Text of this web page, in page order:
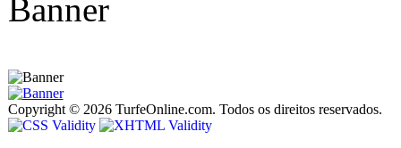
Copyright © 2026 TurfeOnline.com. Todos os direitos reservados.